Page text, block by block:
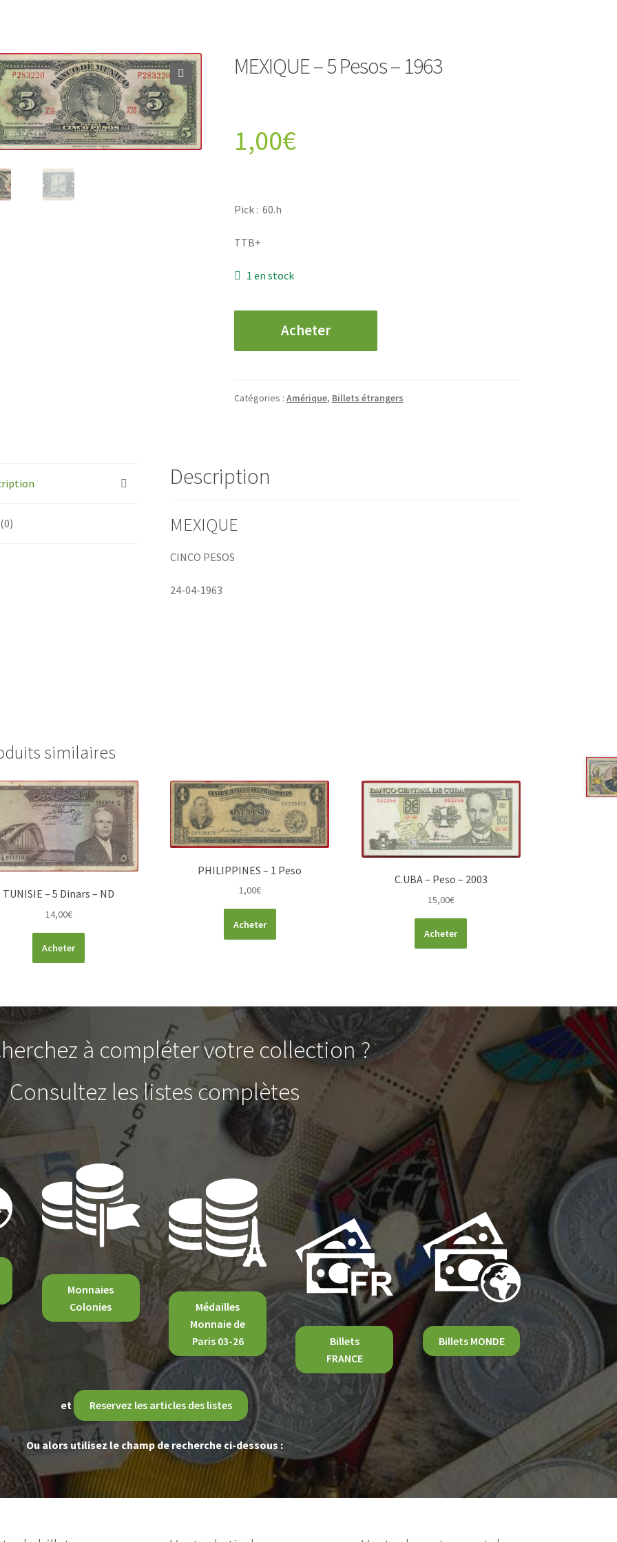
MEXIQUE – 5 Pesos – 1963
1,00€
Pick : 60.h
TTB+
1 en stock
MEXIQUE
Pesos
Acheter
Catégories : Amérique, Billets étrangers
Description
MEXIQUE
CINCO PESOS
24-04-1963
similaires
TUNISIE – 5 Dinars – ND
14,00€
Acheter
PHILIPPINES – 1 Peso
1,00€
Acheter
C.UBA – Peso – 2003
15,00€
Acheter
à compléter votre collection ?
Consultez les listes complètes
Monnaies
Colonies
Médailles
Monnaie de
Paris 03-26
Billets
FRANCE
Billets MONDE
et Reservez les articles des listes
Ou alors utilisez le champ de recherche ci-dessous :